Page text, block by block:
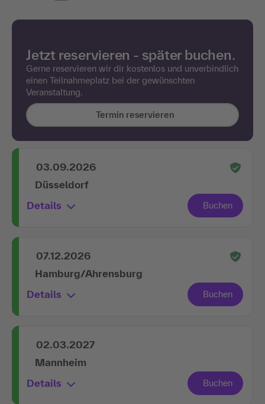
Jetzt reservieren - später buchen.
Gerne reservieren wir dir kostenlos und unverbindlich
einen Teilnahmeplatz bei der gewünschten
Veranstaltung.
Termin reservieren
03.09.2026
Düsseldorf
Details
07.12.2026
Hamburg/Ahrensburg
Details
02.03.2027
Mannheim
Details